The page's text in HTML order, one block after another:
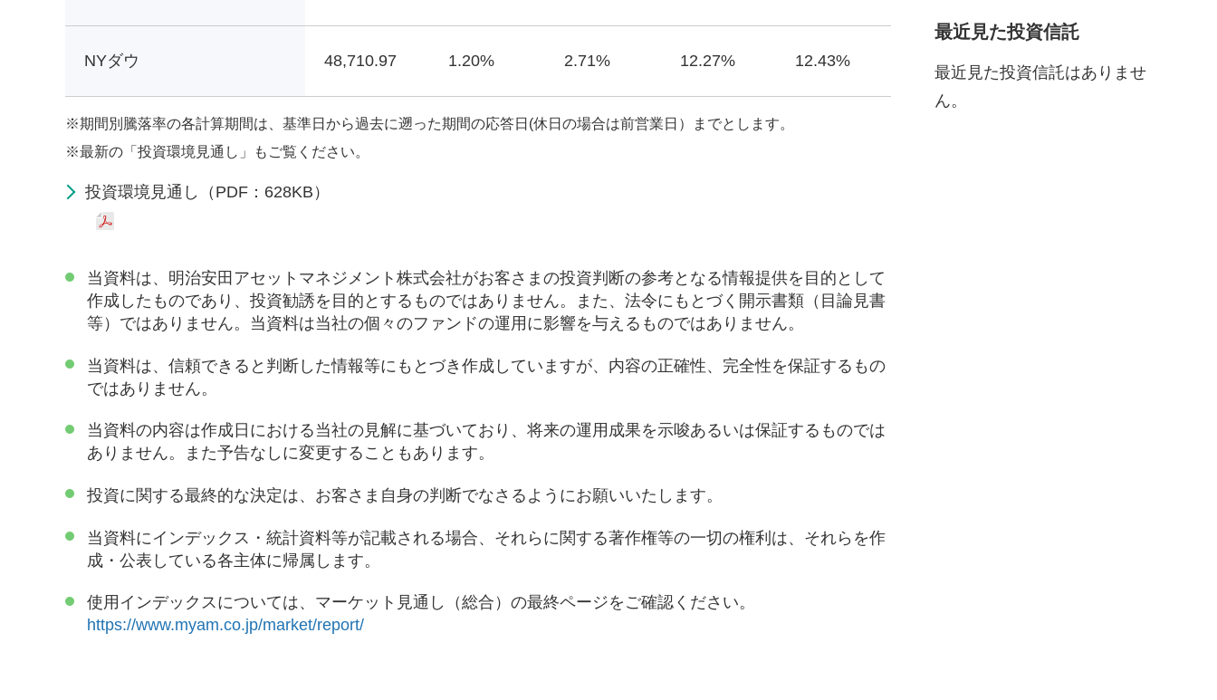
NYダウ 48,710.97 1.20% 2.71% 12.27% 12.43%
※期間別騰落率の各計算期間は、基準日から過去に遡った期間の応答日(休日の場合は前営業日）までとします。
※最新の「投資環境見通し」もご覧ください。
投資環境見通し（PDF：628KB）
当資料は、明治安田アセットマネジメント株式会社がお客さまの投資判断の参考となる情報提供を目的として
作成したものであり、投資勧誘を目的とするものではありません。また、法令にもとづく開示書類（目論見書
等）ではありません。当資料は当社の個々のファンドの運用に影響を与えるものではありません。
当資料は、信頼できると判断した情報等にもとづき作成していますが、内容の正確性、完全性を保証するもの
ではありません。
当資料の内容は作成日における当社の見解に基づいており、将来の運用成果を示唆あるいは保証するものでは
ありません。また予告なしに変更することもあります。
投資に関する最終的な決定は、お客さま自身の判断でなさるようにお願いいたします。
当資料にインデックス・統計資料等が記載される場合、それらに関する著作権等の一切の権利は、それらを作
成・公表している各主体に帰属します。
使用インデックスについては、マーケット見通し（総合）の最終ページをご確認ください。
https://www.myam.co.jp/market/report/
最近見た投資信託
最近見た投資信託はありませ
ん。